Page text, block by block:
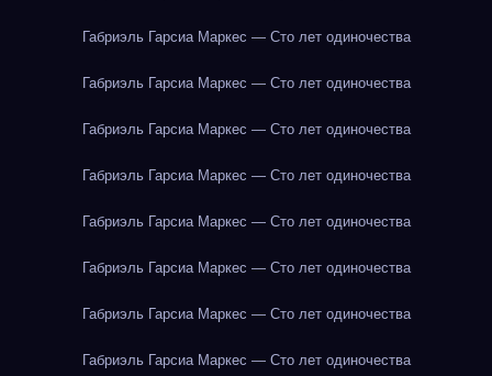
Габриэль Гарсиа Маркес — Сто лет одиночества
Габриэль Гарсиа Маркес — Сто лет одиночества
Габриэль Гарсиа Маркес — Сто лет одиночества
Габриэль Гарсиа Маркес — Сто лет одиночества
Габриэль Гарсиа Маркес — Сто лет одиночества
Габриэль Гарсиа Маркес — Сто лет одиночества
Габриэль Гарсиа Маркес — Сто лет одиночества
Габриэль Гарсиа Маркес — Сто лет одиночества